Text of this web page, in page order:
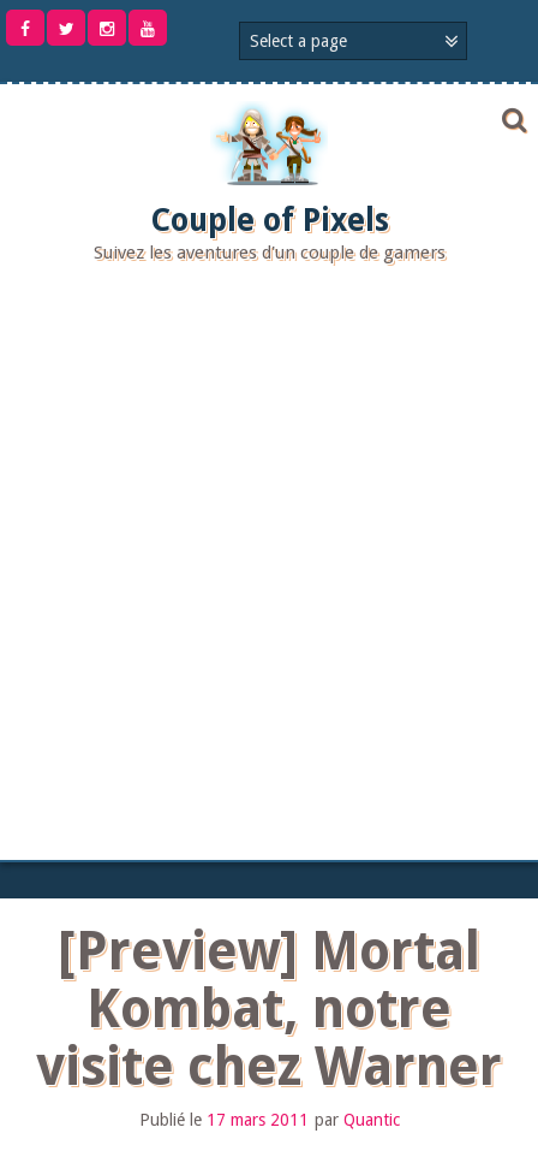
Aller
Couple of Pixels
Suivez les aventures d'un couple de gamers
[Preview] Mortal
Kombat, notre
visite chez Warner
Publié le 17 mars 2011 par Quantic